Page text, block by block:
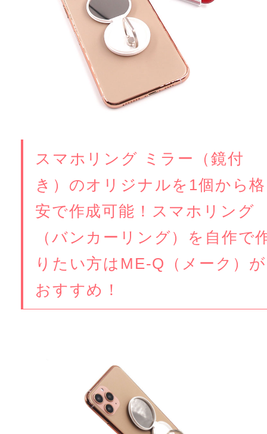
スマホリング ミラー（鏡付
き）のオリジナルを1個から格
安で作成可能！スマホリング
（バンカーリング）を自作で
りたい方はME-Q（メーク）が
おすすめ！